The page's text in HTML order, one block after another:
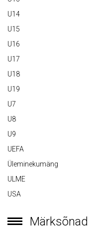
U14
U15
U16
U17
U18
U19
U7
U8
U9
UEFA
Üleminekumäng
ULME
USA
Märksõnad